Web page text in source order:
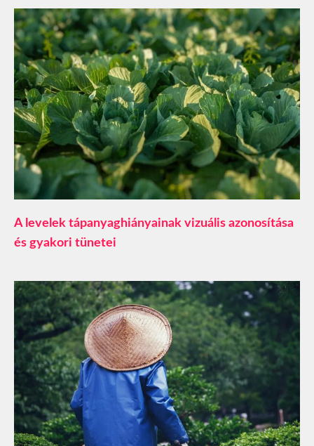
A levelek tápanyaghiányainak vizuális azonosítása
és gyakori tünetei